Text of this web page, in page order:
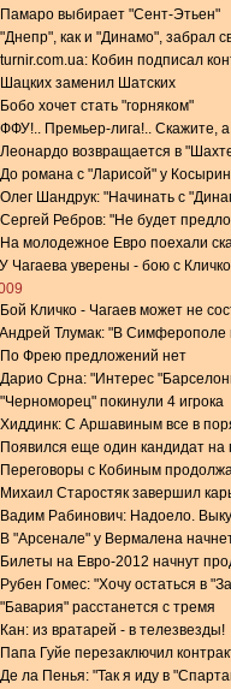
Памаро выбирает "Сент-Этьен"
"Днепр", как и "Динамо", забрал
turnir.com.ua: Кобин подписал
Шацких заменил Шатских
Бобо хочет стать "горняком"
ФФУ!.. Премьер-лига!.. Скажите,
Леонардо возвращается в
До романа с "Ларисой" у
Олег Шандрук: "Начинать с
Сергей Ребров: "Не будет
На молодежное Евро поехали
У Чагаева уверены - бою с
Бой Кличко - Чагаев может не
Андрей Тлумак: "В Симферополе
По Фрею предложений нет
Дарио Срна: "Интерес
"Черноморец" покинули 4 игрока
Хиддинк: С Аршавиным все в
Появился еще один кандидат на
Переговоры с Кобиным
Михаил Старостяк завершил
Вадим Рабинович: Надоело.
В "Арсенале" у Вермалена
Билеты на Евро-2012 начнут
Рубен Гомес: "Хочу остаться в
"Бавария" расстанется с тремя
Кан: из вратарей - в телезвезды!
Папа Гуйе перезаключил
Де ла Пенья: "Так я иду в